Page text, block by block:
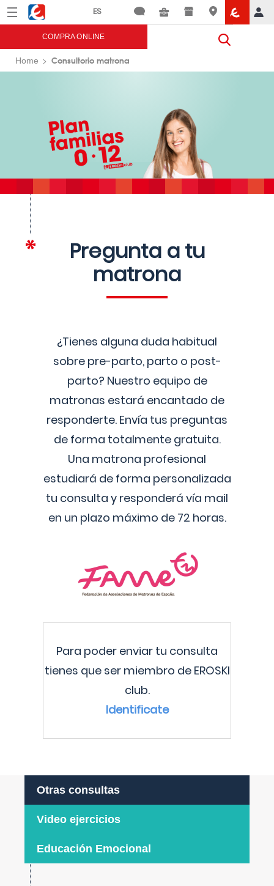
Menú Eroski
COMPRA ONLINE
Home Consultorio matrona
Pregunta a tu
matrona
¿Tienes alguna duda habitual
sobre pre-parto, parto o post-
parto? Nuestro equipo de
matronas estará encantado de
responderte. Envía tus preguntas
de forma totalmente gratuita.
Una matrona profesional
estudiará de forma personalizada
tu consulta y responderá vía mail
en un plazo máximo de 72 horas.
Para poder enviar tu consulta
tienes que ser miembro de EROSKI
club.
Identificate
Otras consultas
Video ejercicios
Educación Emocional